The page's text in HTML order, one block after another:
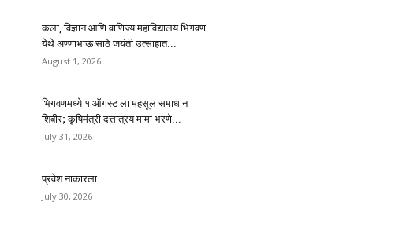
कला, विज्ञान आणि वाणिज्य महाविद्यालय भिगवण
येथे अण्णाभाऊ साठे जयंती उत्साहात...
August 1, 2026
भिगवणमध्ये १ ऑगस्ट ला महसूल समाधान
शिबीर; कृषिमंत्री दत्तात्रय मामा भरणे...
July 31, 2026
प्रवेश नाकारला
July 30, 2026